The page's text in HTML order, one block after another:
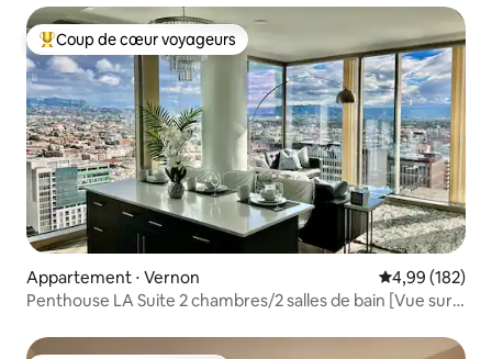
Coups de cœur voyageurs les plus appréciés
Coup de cœur voyageurs
Appartement ⋅ Vernon Évaluation
4,99 (182)
Penthouse LA Suite 2 chambres/2 salles de bain [Vue sur